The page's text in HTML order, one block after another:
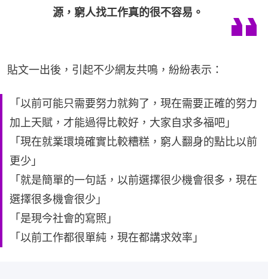
源，窮人找工作真的很不容易。
貼文一出後，引起不少網友共鳴，紛紛表示：
「以前可能只需要努力就夠了，現在需要正確的努力
加上天賦，才能過得比較好，大家自求多福吧」
「現在就業環境確實比較糟糕，窮人翻身的點比以前
更少」
「就是簡單的一句話，以前選擇很少機會很多，現在
選擇很多機會很少」
「是現今社會的寫照」
「以前工作都很單純，現在都講求效率」